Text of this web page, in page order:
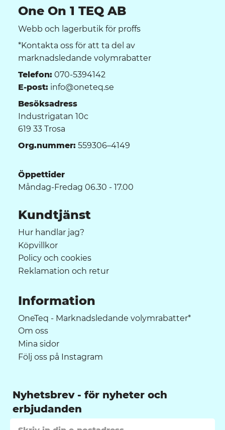
One On 1 TEQ AB
Webb och lagerbutik för proffs
*Kontakta oss för att ta del av
marknadsledande volymrabatter
Telefon: 070-5394142
E-post: info@oneteq.se
Besöksadress
Industrigatan 10c
619 33 Trosa
Org.nummer: 559306–4149
Öppettider
Måndag-Fredag 06.30 - 17.00
Kundtjänst
Hur handlar jag?
Köpvillkor
Policy och cookies
Reklamation och retur
Information
OneTeq - Marknadsledande volymrabatter*
Om oss
Mina sidor
Följ oss på Instagram
Nyhetsbrev